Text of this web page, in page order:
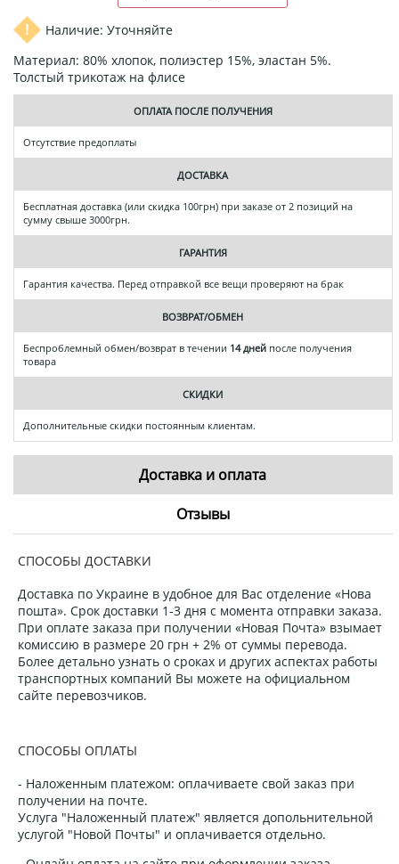
Наличие: Уточняйте
Материал: 80% хлопок, полиэстер 15%, эластан 5%.
Толстый трикотаж на флисе
ОПЛАТА ПОСЛЕ ПОЛУЧЕНИЯ
Отсутствие предоплаты
ДОСТАВКА
Бесплатная доставка (или скидка 100грн) при заказе от 2 позиций на
сумму свыше 3000грн.
ГАРАНТИЯ
Гарантия качества. Перед отправкой все вещи проверяют на брак
ВОЗВРАТ/ОБМЕН
Беспроблемный обмен/возврат в течении 14 дней после получения
товара
СКИДКИ
Дополнительные скидки постоянным клиентам.
Доставка и оплата
Отзывы
СПОСОБЫ ДОСТАВКИ
Доставка по Украине в удобное для Вас отделение «Нова
пошта». Срок доставки 1-3 дня с момента отправки заказа.
При оплате заказа при получении «Новая Почта» взымает
комиссию в размере 20 грн + 2% от суммы перевода.
Более детально узнать о сроках и других аспектах работы
транспортных компаний Вы можете на официальном
сайте перевозчиков.
СПОСОБЫ ОПЛАТЫ
- Наложенным платежом: оплачиваете свой заказ при
получении на почте.
Услуга "Наложенный платеж" является допольнительной
услугой "Новой Почты" и оплачивается отдельно.